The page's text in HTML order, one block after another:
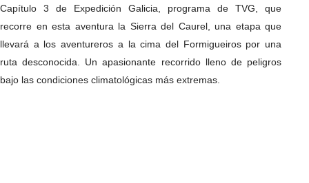
Capítulo 3 de Expedición Galicia, programa de TVG, que
recorre en esta aventura la Sierra del Caurel, una etapa que
llevará a los aventureros a la cima del Formigueiros por una
ruta desconocida. Un apasionante recorrido lleno de peligros
bajo las condiciones climatológicas más extremas.